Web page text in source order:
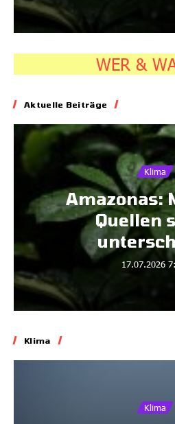
WER &
Aktuelle Beiträge
Klima
Amazonas:
Quellen
17.07.2026
Klima
Klima